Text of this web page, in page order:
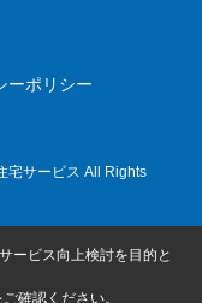
ーポリシー
宅サービス All Rights
ービス向上検討を目的と
ご確認ください。